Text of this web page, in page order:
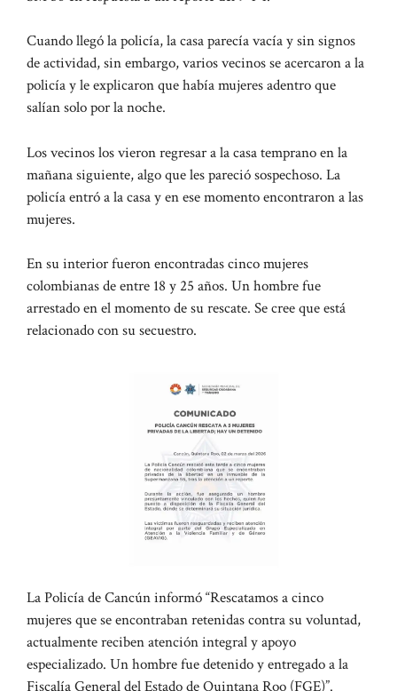
Cuando llegó la policía, la casa parecía vacía y sin signos
de actividad, sin embargo, varios vecinos se acercaron a la
policía y le explicaron que había mujeres adentro que
salían solo por la noche.
Los vecinos los vieron regresar a la casa temprano en la
mañana siguiente, algo que les pareció sospechoso. La
policía entró a la casa y en ese momento encontraron a las
mujeres.
En su interior fueron encontradas cinco mujeres
colombianas de entre 18 y 25 años. Un hombre fue
arrestado en el momento de su rescate. Se cree que está
relacionado con su secuestro.
La Policía de Cancún informó “Rescatamos a cinco
mujeres que se encontraban retenidas contra su voluntad,
actualmente reciben atención integral y apoyo
especializado. Un hombre fue detenido y entregado a la
Fiscalía General del Estado de Quintana Roo (FGE)”.